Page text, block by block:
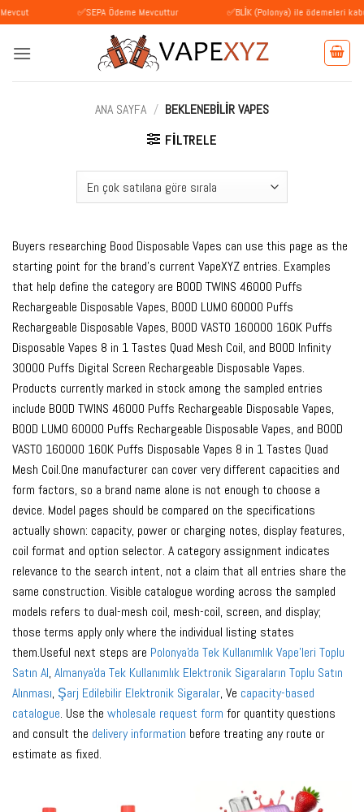
İçeriğe
atla
✅SEPA Ödeme Mevcuttur ✅BLİK (Polonya) ile ödemeleri kabul
ANA SAYFA / BEKLENEBILIR VAPES
FILTRELE
Buyers researching Bood Disposable Vapes can use this page as the
starting point for the brand’s current VapeXYZ entries. Examples
that help define the category are BOOD TWINS 46000 Puffs
Rechargeable Disposable Vapes, BOOD LUMO 60000 Puffs
Rechargeable Disposable Vapes, BOOD VASTO 160000 160K Puffs
Disposable Vapes 8 in 1 Tastes Quad Mesh Coil, and BOOD Infinity
30000 Puffs Digital Screen Rechargeable Disposable Vapes.
Products currently marked in stock among the sampled entries
include BOOD TWINS 46000 Puffs Rechargeable Disposable Vapes,
BOOD LUMO 60000 Puffs Rechargeable Disposable Vapes, and BOOD
VASTO 160000 160K Puffs Disposable Vapes 8 in 1 Tastes Quad
Mesh Coil.One manufacturer can cover very different capacities and
form factors, so a brand name alone is not enough to choose a
device. Model pages should be compared on the specifications
actually shown: capacity, power or charging notes, display features,
coil format and option selector. A category assignment indicates
relevance to the search intent, not a claim that all entries share the
same construction. Visible catalogue wording across the sampled
models refers to dual-mesh coil, mesh-coil, screen, and display;
those terms apply only where the individual listing states
them.Useful next steps are Polonya'da Tek Kullanımlık Vape'leri Toplu
Satın Al, Almanya'da Tek Kullanımlık Elektronik Sigaraların Toplu Satın
Alınması, Şarj Edilebilir Elektronik Sigaralar, Ve capacity-based
catalogue. Use the wholesale request form for quantity questions
and consult the delivery information before treating any route or
estimate as fixed.